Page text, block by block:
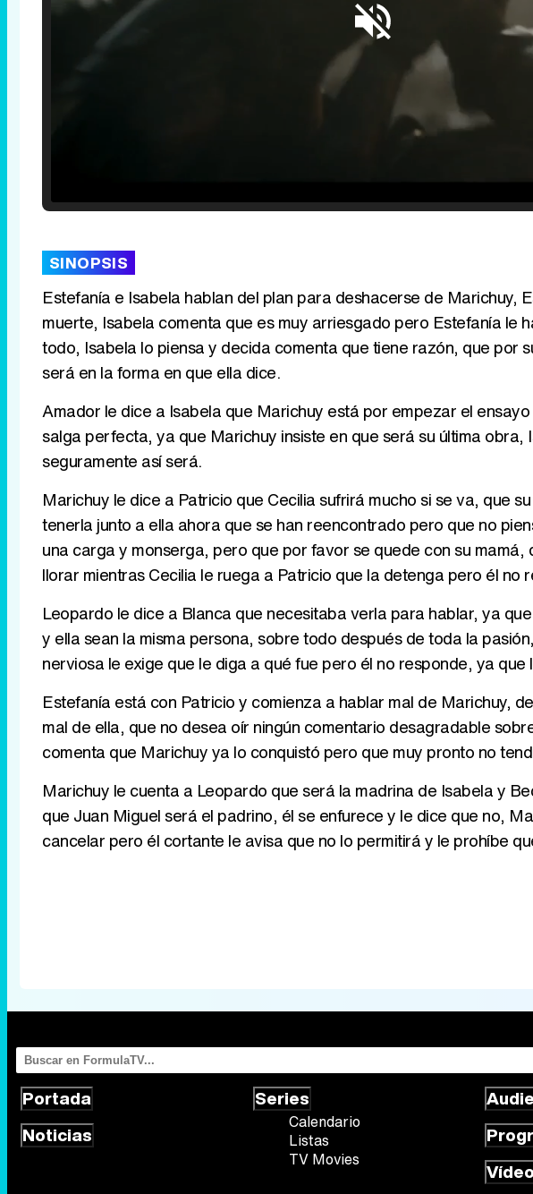
SINOPSIS
Estefanía e Isabela hablan del plan para deshacerse de Marichuy,
muerte, Isabela comenta que es muy arriesgado pero Estefanía le
todo, Isabela lo piensa y decida comenta que tiene razón, que por
será en la forma en que ella dice.
Amador le dice a Isabela que Marichuy está por empezar el
salga perfecta, ya que Marichuy insiste en que será su última
seguramente así será.
Marichuy le dice a Patricio que Cecilia sufrirá mucho si se va, que
tenerla junto a ella ahora que se han reencontrado pero que no
una carga y monserga, pero que por favor se quede con su
llorar mientras Cecilia le ruega a Patricio que la detenga pero él no
Leopardo le dice a Blanca que necesitaba verla para hablar, ya
y ella sean la misma persona, sobre todo después de toda la
nerviosa le exige que le diga a qué fue pero él no responde, ya
Estefanía está con Patricio y comienza a hablar mal de Marichuy,
mal de ella, que no desea oír ningún comentario desagradable
comenta que Marichuy ya lo conquistó pero que muy pronto no
Marichuy le cuenta a Leopardo que será la madrina de Isabela y
que Juan Miguel será el padrino, él se enfurece y le dice que no,
cancelar pero él cortante le avisa que no lo permitirá y le prohíbe
Portada
Noticias
Series
Calendario
Listas
TV Movies